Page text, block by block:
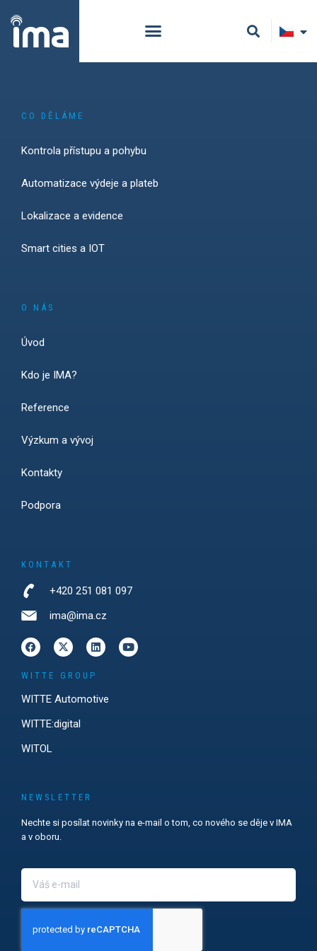
CO DĚLÁME
Kontrola přístupu a pohybu
Automatizace výdeje a plateb
Lokalizace a evidence
Smart cities a IOT
O NÁS
Úvod
Kdo je IMA?
Reference
Výzkum a vývoj
Kontakty
Podpora
KONTAKT
+420 251 081 097
ima@ima.cz
WITTE GROUP
WITTE Automotive
WITTE:digital
WITOL
NEWSLETTER
Nechte si posílat novinky na e-mail o tom, co nového se děje v IMA
a v oboru.